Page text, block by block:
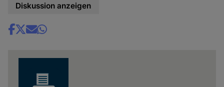
Diskussion anzeigen
Share